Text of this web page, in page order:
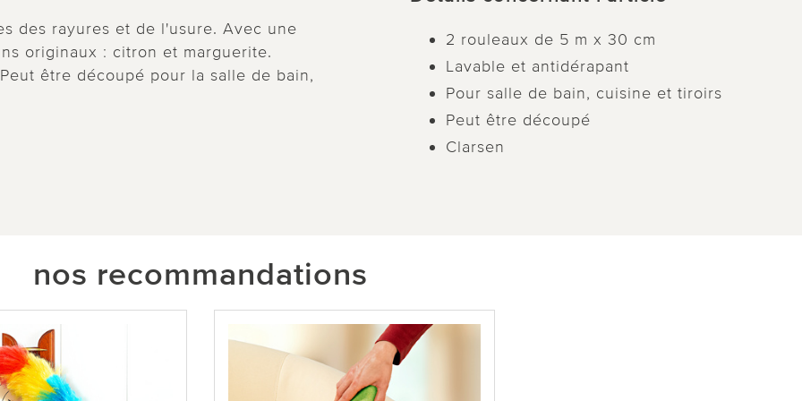
des rayures et de l'usure. Avec une
originaux : citron et marguerite.
être découpé pour la salle de bain,
2 rouleaux de 5 m x 30 cm
Lavable et antidérapant
Pour salle de bain, cuisine et tiroirs
Peut être découpé
Clarsen
nos recommandations